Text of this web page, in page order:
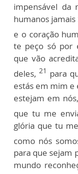
impensável da
humanos
e o coração
te peço só por
que vão
deles, 21 para
estás em mim e
estejam em
que tu me
glória que tu
como nós
para que sejam
mundo